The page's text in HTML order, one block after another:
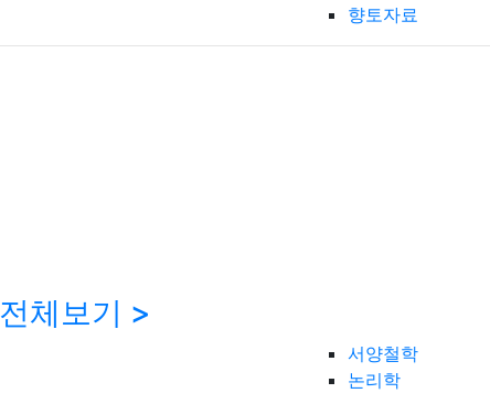
향토자료
전체보기 >
서양철학
논리학